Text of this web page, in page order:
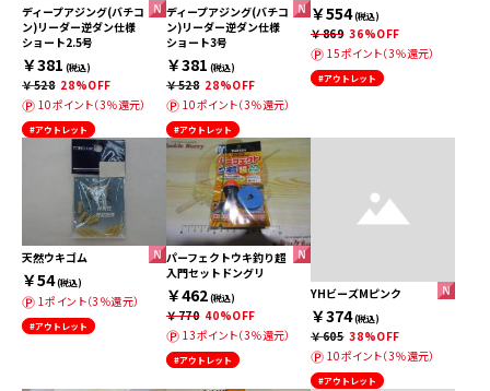
ディープアジング(バチコ
ン)リーダー逆ダン仕様
ショート2.5号
￥381 (税込)
￥528 28%OFF
10ポイント（3％還元）
#アウトレット
ディープアジング(バチコ
ン)リーダー逆ダン仕様
ショート3号
￥381 (税込)
￥528 28%OFF
10ポイント（3％還元）
#アウトレット
￥554(税込)
￥869 36%OFF
15ポイント（3％還元）
#アウトレット
天然ウキゴム
￥54(税込)
1ポイント（3％還元）
#アウトレット
パーフェクトウキ釣り超
入門セットドングリ
￥462(税込)
￥770 40%OFF
13ポイント（3％還元）
#アウトレット
YHビーズMピンク
￥374(税込)
￥605 38%OFF
10ポイント（3％還元）
#アウトレット